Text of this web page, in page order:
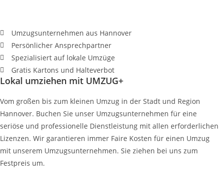
Umzugsunternehmen aus Hannover
Persönlicher Ansprechpartner
Spezialisiert auf lokale Umzüge
Gratis Kartons und Halteverbot
Lokal umziehen mit UMZUG+
Vom großen bis zum kleinen Umzug in der Stadt und Region
Hannover. Buchen Sie unser Umzugsunternehmen für eine
seriöse und professionelle Dienstleistung mit allen erforderlichen
Lizenzen. Wir garantieren immer Faire Kosten für einen Umzug
mit unserem Umzugsunternehmen. Sie ziehen bei uns zum
Festpreis um.